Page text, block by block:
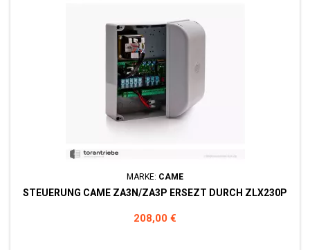
MARKE: CAME
STEUERUNG CAME ZA3N/ZA3P ERSEZT DURCH ZLX230P
Preis
208,00 €